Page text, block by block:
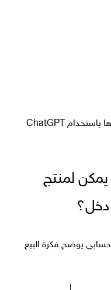
كل هذه المنتجات يمكن صناعتها وتطويرها باستخدام ChatGPT
لمنتج
دخل؟
يوضح فكرة البيع